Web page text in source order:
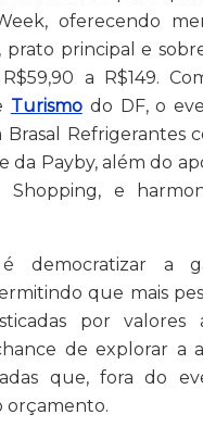
oferecendo
prato principal e
a R$149.
Turismodo DF, o
Refrigerantes
da Payby, além do
Shopping, e
democratizar a
que mais
por valores
de explorar a
que, fora do
orçamento.